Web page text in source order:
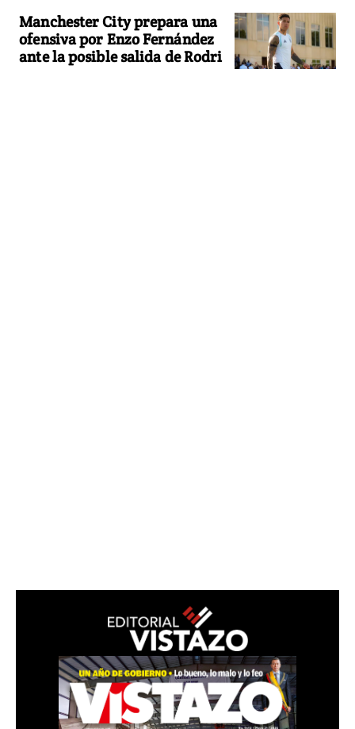
Manchester City prepara una
ofensiva por Enzo Fernández
ante la posible salida de Rodri